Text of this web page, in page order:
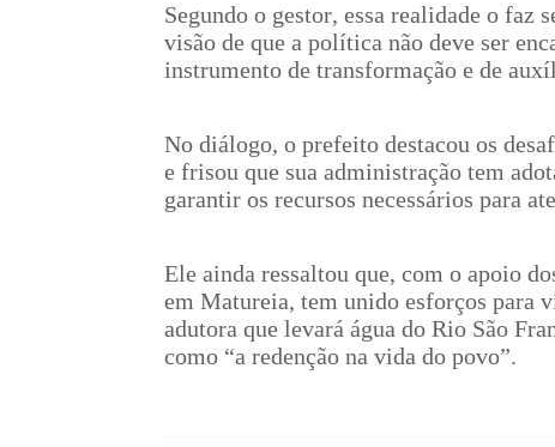
Segundo o gestor, essa realidade o faz
visão de que a política não deve ser
instrumento de transformação e de
No diálogo, o prefeito destacou os
e frisou que sua administração tem
garantir os recursos necessários para
Ele ainda ressaltou que, com o apoio
em Matureia, tem unido esforços para
adutora que levará água do Rio São
como “a redenção na vida do povo”.